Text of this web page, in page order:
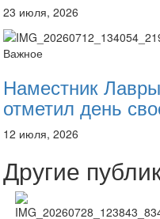
23 июля, 2026
Важное
Наместник
отметил день
12 июля, 2026
Другие